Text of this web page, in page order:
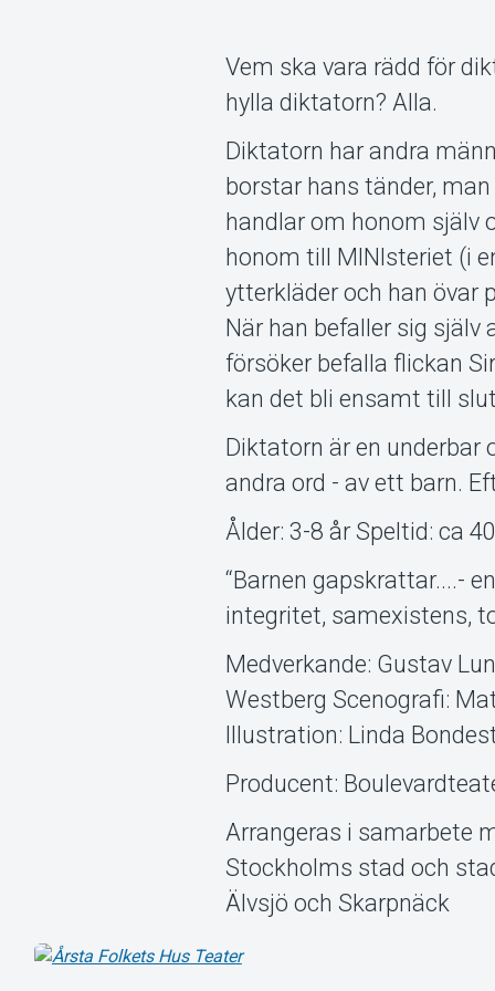
Vem ska vara rädd för
hylla diktatorn? Alla.
Diktatorn har andra
borstar hans tänder,
handlar om honom själv
honom till MINIsteriet (i
ytterkläder och han övar
När han befaller sig själv
försöker befalla flickan
kan det bli ensamt till
Diktatorn är en underbar
andra ord - av ett barn.
Ålder: 3-8 år Speltid: ca
“Barnen gapskrattar....-
integritet, samexistens,
Medverkande: Gustav
Westberg Scenografi:
Illustration: Linda
Producent:
Arrangeras i samarbete
Stockholms stad och
Älvsjö och Skarpnäck